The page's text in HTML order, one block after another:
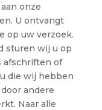
onze
U ontvangt
op uw verzoek.
sturen wij u op
afschriften of
die wij hebben
andere
Naar alle